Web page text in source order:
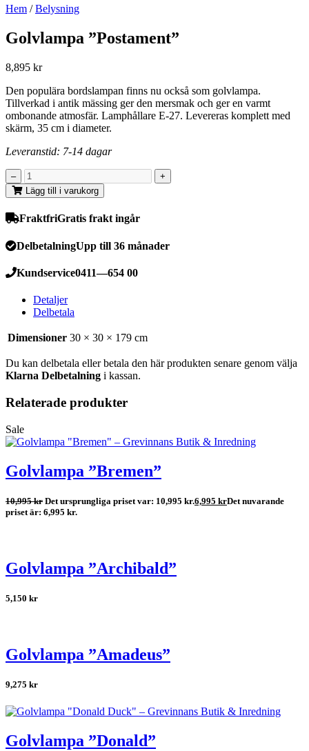
Hem /Belysning
Golvlampa ”Postament”
8,895 kr
Den populära bordslampan finns nu också som golvlampa.
Tillverkad i antik mässing ger den mersmak och ger en varmt
ombonande atmosfär. Lamphållare E-27. Levereras komplett med
skärm, 35 cm i diameter.
Leveranstid: 7-14 dagar
Lägg till i varukorg
FraktfriGratis frakt ingår
DelbetalningUpp till 36 månader
Kundservice0411—654 00
Detaljer
Delbetala
Dimensioner 30 × 30 × 179 cm
Du kan delbetala eller betala den här produkten senare genom välja
Klarna Delbetalning i kassan.
Relaterade produkter
Sale
Golvlampa ”Bremen”
10,995kr Det ursprungliga priset var: 10,995 kr.6,995 krDet nuvarande
priset är: 6,995 kr.
Golvlampa ”Archibald”
5,150 kr
Golvlampa ”Amadeus”
9,275 kr
Golvlampa ”Donald”